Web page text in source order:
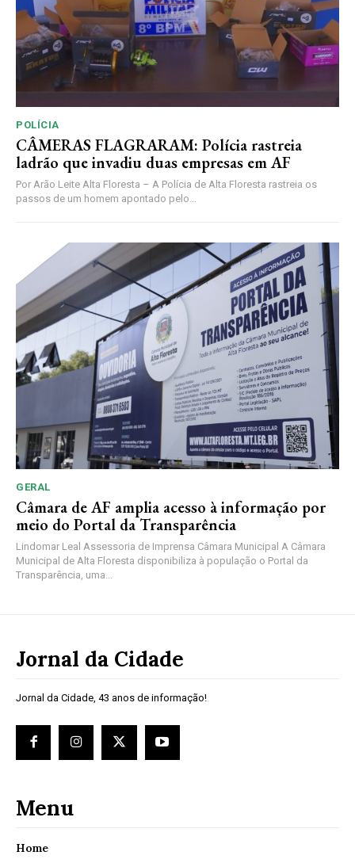
POLÍCIA
CÂMERAS FLAGRARAM: Polícia rastreia
ladrão que invadiu duas empresas em AF
Por Arão Leite Alta Floresta – A Polícia de Alta Floresta rastreia os
passos de um homem apontado pelo...
GERAL
Câmara de AF amplia acesso à informação por
meio do Portal da Transparência
Lindomar Leal Assessoria de Imprensa Câmara Municipal A Câmara
Municipal de Alta Floresta disponibiliza à população o Portal da
Transparência, uma...
Jornal da Cidade
Jornal da Cidade, 43 anos de informação!
Menu
Home